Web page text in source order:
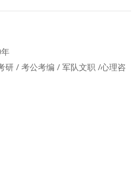
研 / 考公考编 / 军队文职 /心理咨